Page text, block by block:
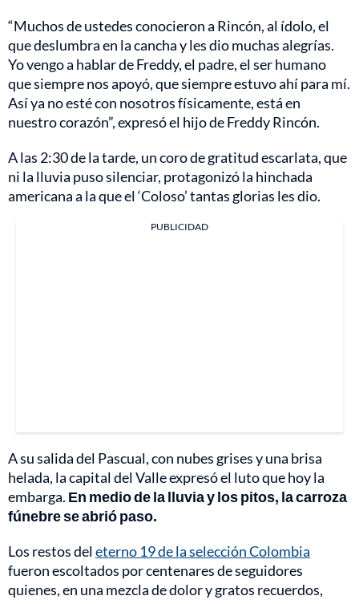
“Muchos de ustedes conocieron a Rincón, al ídolo, el
que deslumbra en la cancha y les dio muchas alegrías.
Yo vengo a hablar de Freddy, el padre, el ser humano
que siempre nos apoyó, que siempre estuvo ahí para mí.
Así ya no esté con nosotros físicamente, está en
nuestro corazón”, expresó el hijo de Freddy Rincón.
A las 2:30 de la tarde, un coro de gratitud escarlata, que
ni la lluvia puso silenciar, protagonizó la hinchada
americana a la que el ‘Coloso’ tantas glorias les dio.
PUBLICIDAD
A su salida del Pascual, con nubes grises y una brisa
helada, la capital del Valle expresó el luto que hoy la
embarga. En medio de la lluvia y los pitos, la carroza
fúnebre se abrió paso.
Los restos deleterno 19 de la selección Colombia
fueron escoltados por centenares de seguidores
quienes, en una mezcla de dolor y gratos recuerdos,